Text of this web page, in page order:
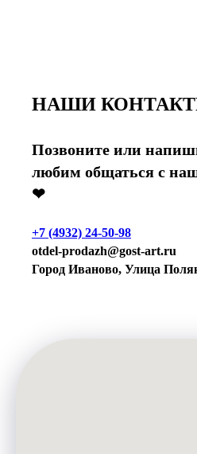
НАШИ
Позвоните или
любим общаться с
❤
+7 (4932) 24-50-98
otdel-prodazh@gost-art.ru
Город Иваново, Улица